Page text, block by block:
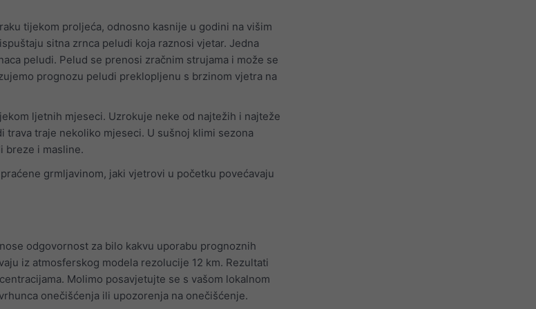
tijekom proljeća, odnosno kasnije u godini na višim
sitna zrnca peludi koja raznosi vjetar. Jedna
peludi. Pelud se prenosi zračnim strujama i može se
prognozu peludi preklopljenu s brzinom vjetra na
ljetnih mjeseci. Uzrokuje neke od najtežih i najteže
traje nekoliko mjeseci. U sušnoj klimi sezona
breze i masline.
grmljavinom, jaki vjetrovi u početku povećavaju
odgovornost za bilo kakvu uporabu prognoznih
iz atmosferskog modela rezolucije 12 km. Rezultati
Molimo posavjetujte se s vašom lokalnom
onečišćenja ili upozorenja na onečišćenje.